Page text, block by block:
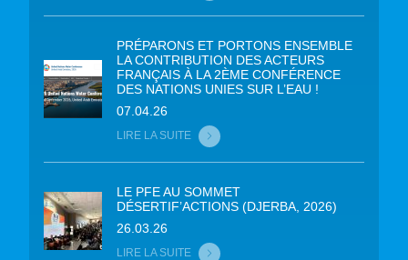
PRÉPARONS ET PORTONS ENSEMBLE
LA CONTRIBUTION DES ACTEURS
FRANÇAIS À LA 2ÈME CONFÉRENCE
DES NATIONS UNIES SUR L’EAU !
07.04.26
LIRE LA SUITE
LE PFE AU SOMMET
DÉSERTIF’ACTIONS (DJERBA, 2026)
26.03.26
LIRE LA SUITE